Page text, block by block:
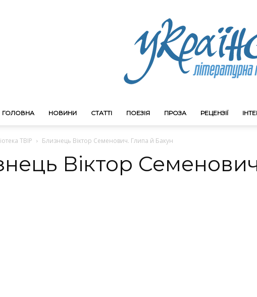
ГОЛОВНА НОВИНИ СТАТТІ ПОЕЗІЯ ПРОЗА РЕЦЕНЗІЇ
ТВІР Близнець Віктор Семенович. Глипа й Бакун
Віктор